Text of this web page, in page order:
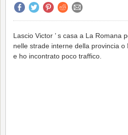
Lascio Victor ’ s casa a La Romana
nelle strade interne della provincia
e ho incontrato poco traffico.